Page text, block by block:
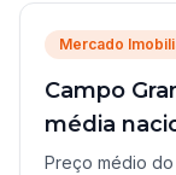
Mercado
Campo
média
Preço médio do